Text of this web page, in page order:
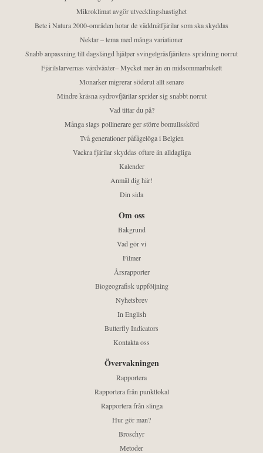
Mikroklimat avgör utvecklingshastighet
Bete i Natura 2000-områden hotar de väddnätfjärilar som ska skyddas
Nektar – tema med många variationer
Snabb anpassning till dagslängd hjälper svingelgräsfjärilens spridning norrut
Fjärilslarvernas värdväxter– Mycket mer än en midsommarbukett
Monarker migrerar söderut allt senare
Mindre kräsna sydrovfjärilar sprider sig snabbt norrut
Vad tittar du på?
Många slags pollinerare ger större bomullsskörd
Två generationer påfågelöga i Belgien
Vackra fjärilar skyddas oftare än alldagliga
Kalender
Anmäl dig här!
Din sida
Om oss
Bakgrund
Vad gör vi
Filmer
Årsrapporter
Biogeografisk uppföljning
Nyhetsbrev
In English
Butterfly Indicators
Kontakta oss
Övervakningen
Rapportera
Rapportera från punktlokal
Rapportera från slinga
Hur gör man?
Broschyr
Metoder